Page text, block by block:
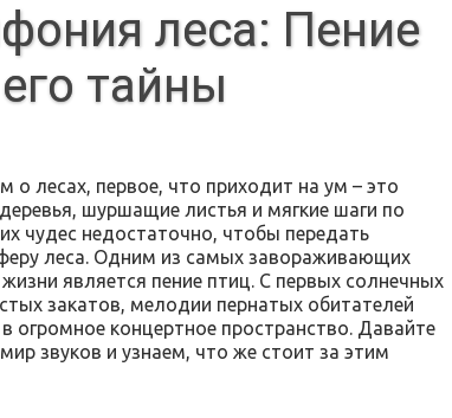
леса: Пение
тайны
о лесах, первое, что приходит на ум – это
шуршащие листья и мягкие шаги по
чудес недостаточно, чтобы передать
леса. Одним из самых завораживающих
является пение птиц. С первых солнечных
закатов, мелодии пернатых обитателей
огромное концертное пространство. Давайте
звуков и узнаем, что же стоит за этим